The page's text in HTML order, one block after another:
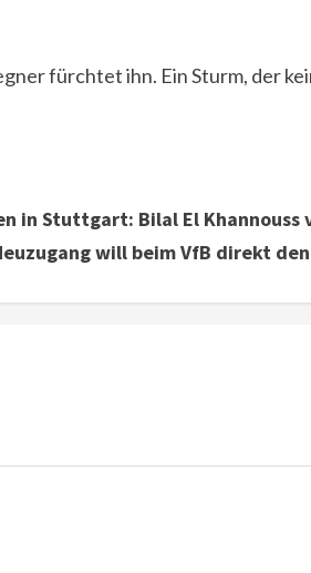
fürchtet ihn. Ein Sturm, der
in Stuttgart: Bilal El
will beim VfB direkt